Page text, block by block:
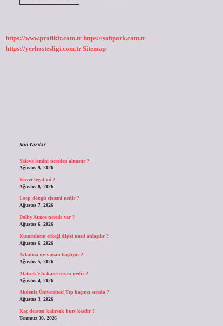
https://www.profikir.com.tr https://softpark.com.tr
https://yerhostesligi.com.tr Sitemap
Son Yazılar
Yalova ismini nereden almıştır ?
Ağustos 9, 2026
Kuver legal mi ?
Ağustos 8, 2026
Loop döngü sistemi nedir ?
Ağustos 7, 2026
Dolby Atmos nerede var ?
Ağustos 6, 2026
Kumruların erkeği dişisi nasıl anlaşılır ?
Ağustos 6, 2026
Avlanma ne zaman başlıyor ?
Ağustos 5, 2026
Atatürk’e hakaret cezası nedir ?
Ağustos 4, 2026
Akdeniz Üniversitesi Tıp kaçıncı sırada ?
Ağustos 3, 2026
Kaç dersten kalırsak burs kesilir ?
Temmuz 30, 2026